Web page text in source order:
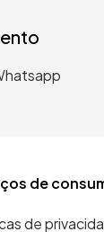
de
de